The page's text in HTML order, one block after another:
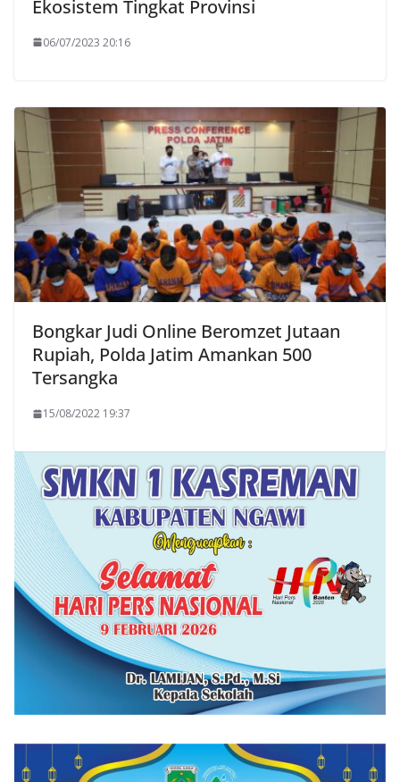
Ekosistem Tingkat Provinsi
06/07/2023 20:16
Bongkar Judi Online Beromzet Jutaan
Rupiah, Polda Jatim Amankan 500
Tersangka
15/08/2022 19:37